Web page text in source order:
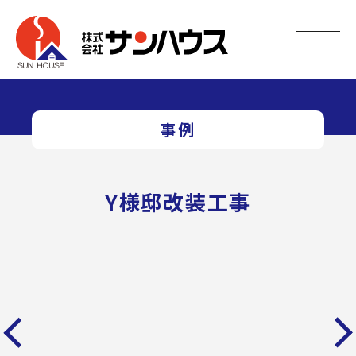
事例
Y様邸改装工事